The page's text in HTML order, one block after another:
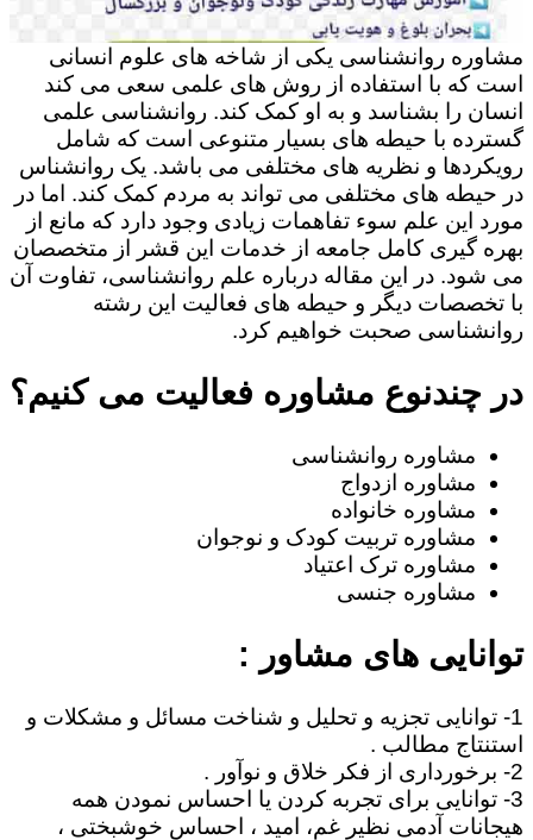
مشاوره روانشناسی یکی از شاخه های علوم انسانی
است که با استفاده از روش های علمی سعی می کند
انسان را بشناسد و به او کمک کند. روانشناسی علمی
گسترده با حیطه های بسیار متنوعی است که شامل
رویکردها و نظریه های مختلفی می باشد. یک روانشناس
در حیطه های مختلفی می تواند به مردم کمک کند. اما در
مورد این علم سوء تفاهمات زیادی وجود دارد که مانع از
بهره گیری کامل جامعه از خدمات این قشر از متخصصان
می شود. در این مقاله درباره علم روانشناسی، تفاوت آن
با تخصصات دیگر و حیطه های فعالیت این رشته
روانشناسی صحبت خواهیم کرد.
در چندنوع مشاوره فعالیت می کنیم؟
مشاوره روانشناسی
مشاوره ازدواج
مشاوره خانواده
مشاوره تربیت کودک و نوجوان
مشاوره ترک اعتیاد
مشاوره جنسی
توانایی های مشاور :
1- توانایی تجزیه و تحلیل و شناخت مسائل و مشکلات و
استنتاج مطالب .
2- برخورداری از فکر خلاق و نوآور .
3- توانایی برای تجربه کردن یا احساس نمودن همه
هیجانات آدمی نظیر غم، امید ، احساس خوشبختی ،